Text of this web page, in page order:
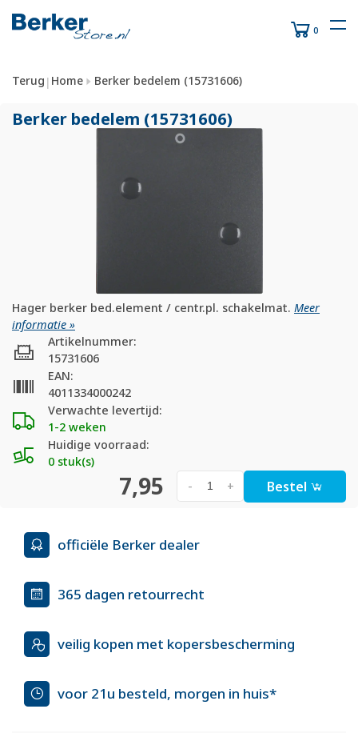
0
Terug | Home Berker bedelem (15731606)
Berker bedelem (15731606)
Hager berker bed.element / centr.pl. schakelmat. Meer
informatie »
Verwachte levertijd:
1-2 weken
Huidige voorraad:
0 stuk(s)
Artikelnummer:
15731606
EAN:
4011334000242
7,95 +
- Bestel
officiële Berker dealer
365 dagen retourrecht
veilig kopen met kopersbescherming
voor 21u besteld, morgen in huis*